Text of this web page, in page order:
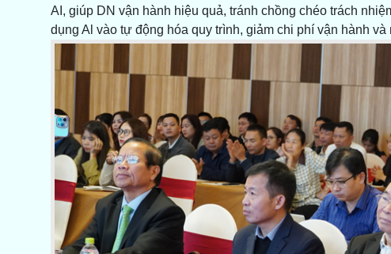
AI, giúp DN vận hành hiệu quả, tránh chồng chéo trách
dụng Al vào tự động hóa quy trình, giảm chi phí vận hành